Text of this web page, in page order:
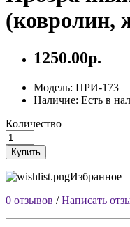
(ковролин,
1250.00р.
Модель: ПРИ-173
Наличие: Есть в
Количество
Купить
Избранное
0 отзывов /Написать